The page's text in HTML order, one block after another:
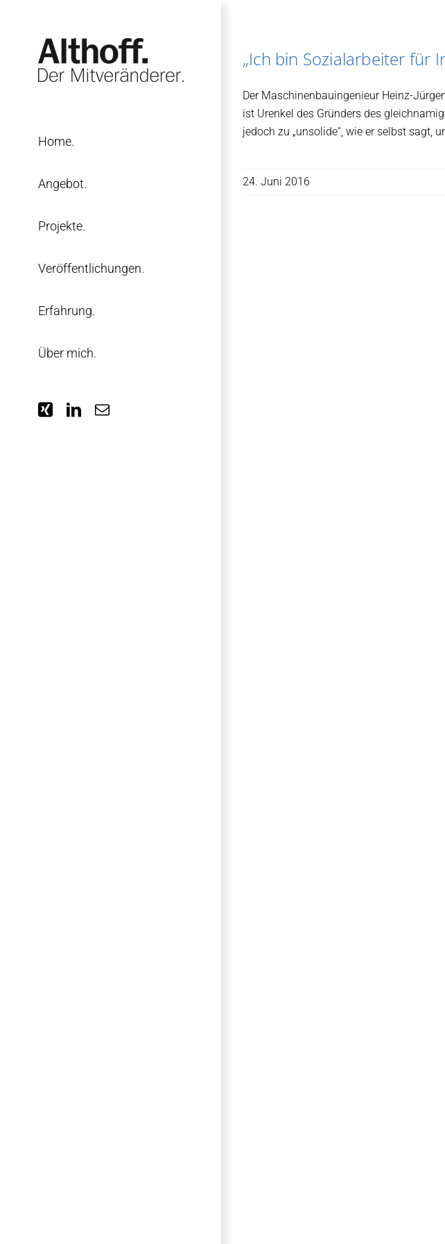
Home.
Angebot.
Projekte.
Veröffentlichungen.
Erfahrung.
Über mich.
XingLinkedIn
E-
„Ich bin Sozialarbeiter für
Der Maschinenbauingenieur Heinz-
ist Urenkel des Gründers des
jedoch zu „unsolide“, wie er selbst sagt,
24. Juni 2016